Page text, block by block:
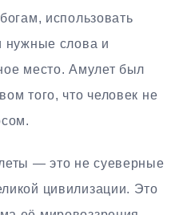
использовать
нужные слова и
место. Амулет был
того, что человек не
— это не суеверные
цивилизации. Это